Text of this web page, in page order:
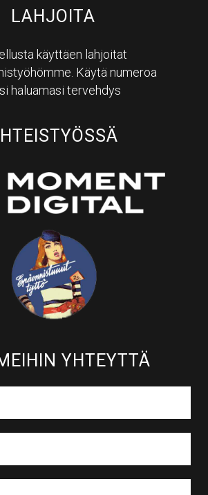
LAHJOITA
käyttäen lahjoitat
Käytä numeroa
haluamasi tervehdys
YHTEYTTÄ​